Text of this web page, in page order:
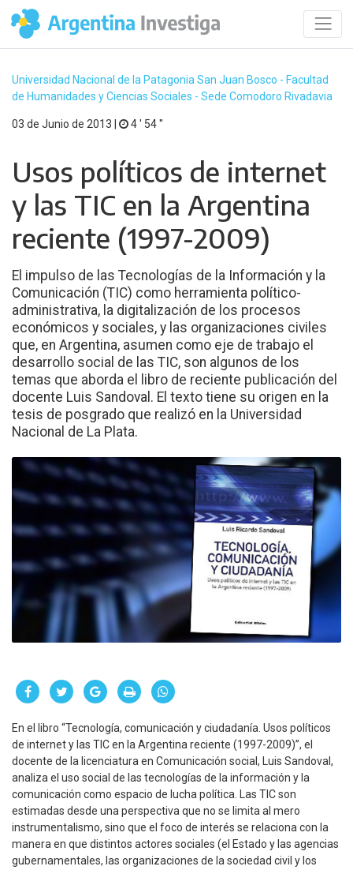
Universidad Nacional de la Patagonia San Juan Bosco - Facultad
de Humanidades y Ciencias Sociales - Sede Comodoro Rivadavia
03 de Junio de 2013 | 4 ′ 54 ′′
Usos políticos de internet
y las TIC en la Argentina
reciente (1997-2009)
El impulso de las Tecnologías de la Información y la
Comunicación (TIC) como herramienta político-
administrativa, la digitalización de los procesos
económicos y sociales, y las organizaciones civiles
que, en Argentina, asumen como eje de trabajo el
desarrollo social de las TIC, son algunos de los
temas que aborda el libro de reciente publicación del
docente Luis Sandoval. El texto tiene su origen en la
tesis de posgrado que realizó en la Universidad
Nacional de La Plata.
En el libro “Tecnología, comunicación y ciudadanía. Usos políticos
de internet y las TIC en la Argentina reciente (1997-2009)”, el
docente de la licenciatura en Comunicación social, Luis Sandoval,
analiza el uso social de las tecnologías de la información y la
comunicación como espacio de lucha política. Las TIC son
estimadas desde una perspectiva que no se limita al mero
instrumentalismo, sino que el foco de interés se relaciona con la
manera en que distintos actores sociales (el Estado y las agencias
gubernamentales, las organizaciones de la sociedad civil y los